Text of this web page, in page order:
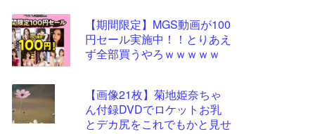
【期間限定】MGS動画が100
円セール実施中！！とりあえ
ず全部買うやろｗｗｗｗｗ
【画像21枚】菊地姫奈ちゃ
ん付録DVDでロケットお乳
とデカ尻をこれでもかと見せ
更新
ツー
ル